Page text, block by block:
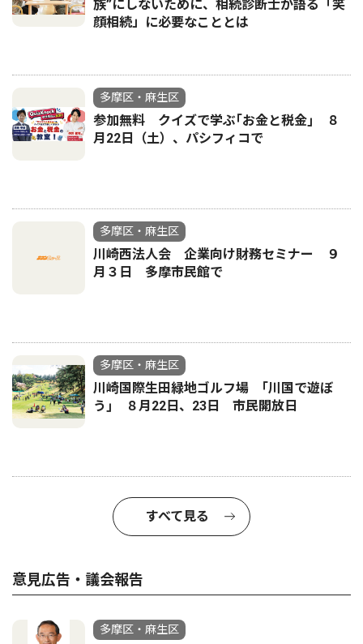
族”にしないために、相続診断士が語る「笑
顔相続」に必要なこととは
多摩区・麻生区
参加無料 クイズで学ぶ｢お金と税金｣ ８
月22日（土）、パシフィコで
多摩区・麻生区
川崎西法人会 企業向け財務セミナー ９
月３日 多摩市民館で
多摩区・麻生区
川崎国際生田緑地ゴルフ場 ｢川国で遊ぼ
う｣ ８月22日、23日 市民開放日
すべて見る
意見広告・議会報告
多摩区・麻生区